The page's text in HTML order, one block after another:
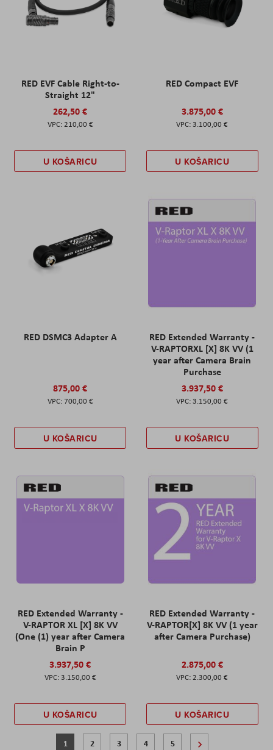
RED EVF Cable Right-to-
Straight 12"
262,50 €
210,00 €
U KOŠARICU
RED Compact EVF
3.875,00 €
3.100,00 €
U KOŠARICU
RED DSMC3 Adapter A
875,00 €
700,00 €
U KOŠARICU
RED Extended Warranty -
V-RAPTORXL [X] 8K VV (1
year after Camera Brain
Purchase
3.937,50 €
3.150,00 €
U KOŠARICU
RED Extended Warranty -
V-RAPTOR XL [X] 8K VV
(One (1) year after Camera
Brain P
3.937,50 €
3.150,00 €
U KOŠARICU
RED Extended Warranty -
V-RAPTOR[X] 8K VV (1 year
after Camera Purchase)
2.875,00 €
2.300,00 €
U KOŠARICU
Stranica
Trenutno pregledavate stranicu
1 Stranica
2 Stranica
3 Stranica
4 Stranica
5